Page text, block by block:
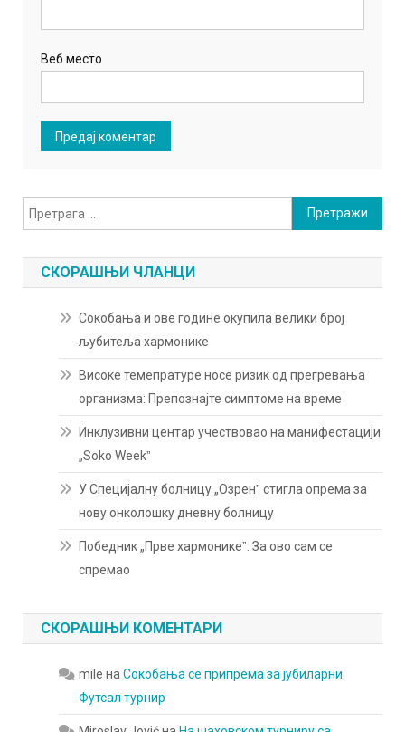
Веб место
Претрага
за:
СКОРАШЊИ ЧЛАНЦИ
Сокобања и ове године окупила велики број
љубитеља хармонике
Високе темепратуре носе ризик од прегревања
организма: Препознајте симптоме на време
Инклузивни центар учествовао на манифестацији
„Soko Weekˮ
У Специјалну болницу „Озренˮ стигла опрема за
нову онколошку дневну болницу
Победник „Прве хармоникеˮ: За ово сам се
спремао
СКОРАШЊИ КОМЕНТАРИ
mile наСокобања се припрема за јубиларни
Футсал турнир